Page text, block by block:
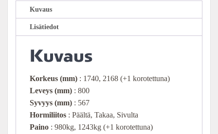
Kuvaus
Lisätiedot
Kuvaus
Korkeus (mm) : 1740, 2168 (+1 korotettuna)
Leveys (mm) : 800
Syvyys (mm) : 567
Hormiliitos : Päältä, Takaa, Sivulta
Paino : 980kg, 1243kg (+1 korotettuna)